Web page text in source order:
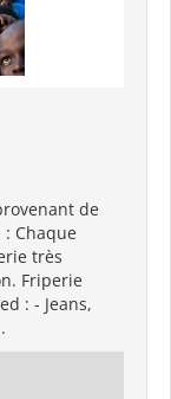
de
Chaque
très
Friperie
: - Jeans,